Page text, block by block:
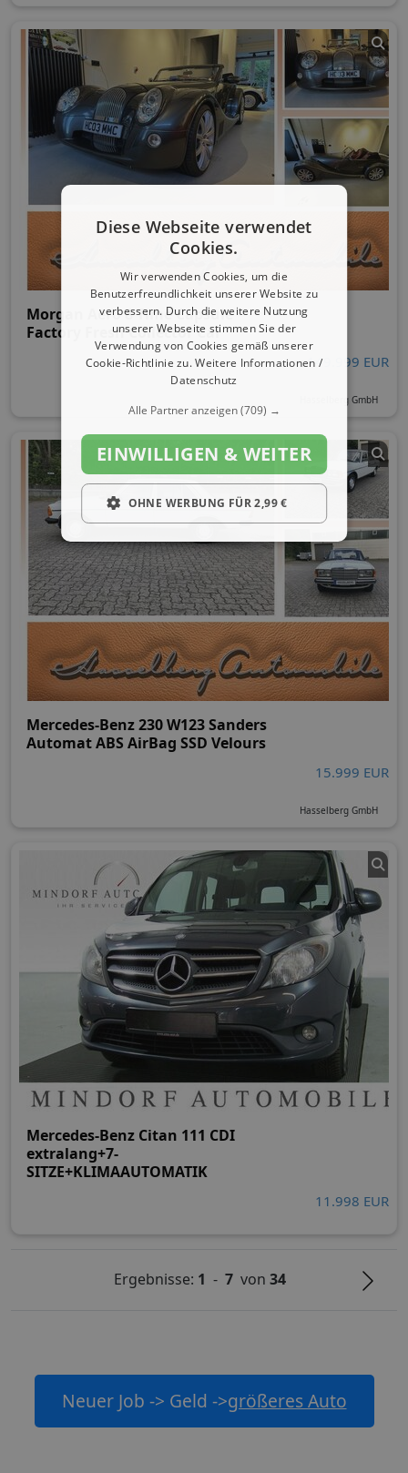
Morgan Aero 8 Time Capsule
Factory Fresh Collector Car
149.999 EUR
Hasselberg GmbH
Mercedes-Benz 230 W123 Sanders
Automat ABS AirBag SSD Velours
15.999 EUR
Hasselberg GmbH
Mercedes-Benz Citan 111 CDI
extralang+7-
SITZE+KLIMAAUTOMATIK
11.998 EUR
Ergebnisse: 1 -7 von34
Neuer Job -> Geld ->größeres Auto
Diese Webseite verwendet
Cookies.
Wir verwenden Cookies, um die
Benutzerfreundlichkeit unserer Website zu
verbessern. Durch die weitere Nutzung
unserer Webseite stimmen Sie der
Verwendung von Cookies gemäß unserer
Cookie-Richtlinie zu.Weitere Informationen /
Datenschutz
Alle Partner anzeigen(709) →
EINWILLIGEN & WEITER
OHNE WERBUNG FÜR 2,99 €